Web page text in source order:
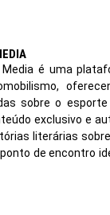
é uma
sobre o
exclusivo e
literárias
ponto de encontro